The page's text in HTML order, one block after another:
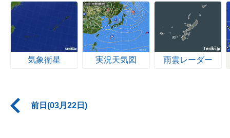
気象衛星 実況天気図 雨雲レーダー
前日(03月22日)